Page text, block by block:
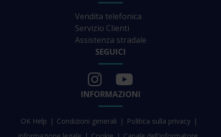
Vendita telefonica
Servizio Clienti
Assistenza stradale
SEGUICI
INFORMAZIONI
OK Help Condizioni generali
Politica sulla privacy